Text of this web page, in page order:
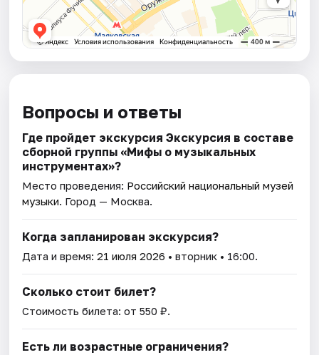
Вопросы и ответы
Где пройдет экскурсия Экскурсия в составе
сборной группы «Мифы о музыкальных
инструментах»?
Место проведения: Российский национальный музей
музыки. Город — Москва.
Когда запланирован экскурсия?
Дата и время:21 июля 2026 • вторник • 16:00.
Сколько стоит билет?
Стоимость билета: от 550 ₽.
Есть ли возрастные ограничения?